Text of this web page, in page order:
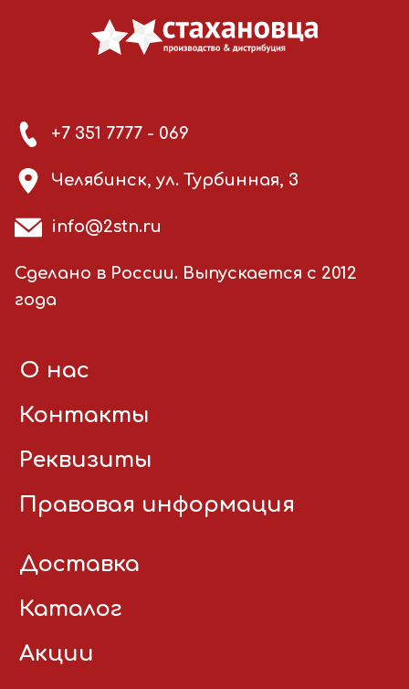
+7 351 7777 - 069
Челябинск, ул. Турбинная, 3
info@2stn.ru
Сделано в России. Выпускается с 2012
года
О нас
Контакты
Реквизиты
Правовая информация
Доставка
Каталог
Акции